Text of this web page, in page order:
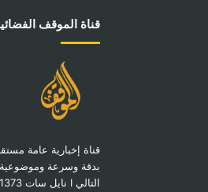
قناة الموقف
قناة إخبارية عامة
بدقة وسرعة وموضوعية
التالي I نايل سات 11373 H